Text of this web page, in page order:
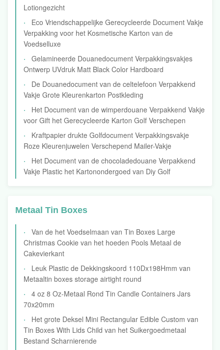
Lotiongezicht
Eco Vriendschappelijke Gerecycleerde Document Vakje
Verpakking voor het Kosmetische Karton van de
Voedselluxe
Gelamineerde Douanedocument Verpakkingsvakjes
Ontwerp UVdruk Matt Black Color Hardboard
De Douanedocument van de celtelefoon Verpakkend
Vakje Grote Kleurenkarton Postkleding
Het Document van de wimperdouane Verpakkend Vakje
voor Gift het Gerecycleerde Karton Golf Verschepen
Kraftpapier drukte Golfdocument Verpakkingsvakje
Roze Kleurenjuwelen Verschepend Mailer-Vakje
Het Document van de chocoladedouane Verpakkend
Vakje Plastic het Kartonondergoed van Diy Golf
Metaal Tin Boxes
Van de het Voedselmaan van Tin Boxes Large
Christmas Cookie van het hoeden Pools Metaal de
Cakevierkant
Leuk Plastic de Dekkingskoord 110Dx198Hmm van
Metaaltin boxes storage airtight round
4 oz 8 Oz-Metaal Rond Tin Candle Containers Jars
70x20mm
Het grote Deksel Mini Rectangular Edible Custom van
Tin Boxes With Lids Child van het Suikergoedmetaal
Bestand Scharnierende